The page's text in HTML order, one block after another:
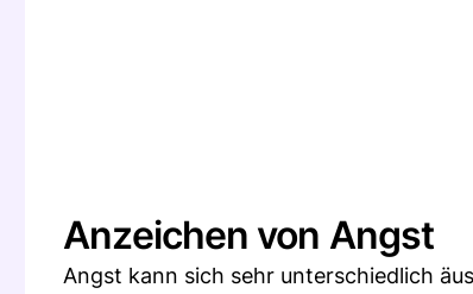
Anzeichen von Angst
Angst kann sich sehr unterschiedlich